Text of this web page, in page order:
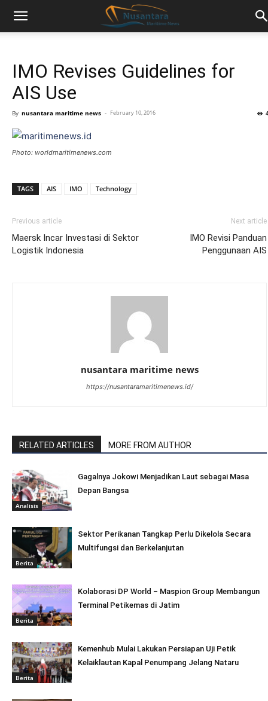
IMO Revises Guidelines for
AIS Use
By nusantara maritime news - February 10, 2016
Photo: worldmaritimenews.com
TAGS AIS IMO Technology
Previous article
Maersk Incar Investasi di Sektor
Logistik Indonesia
Next article
IMO Revisi Panduan
Penggunaan AIS
nusantara maritime news
https://nusantaramaritimenews.id/
RELATED ARTICLES MORE FROM AUTHOR
Analisis
Gagalnya Jokowi Menjadikan Laut sebagai Masa
Depan Bangsa
Berita
Sektor Perikanan Tangkap Perlu Dikelola Secara
Multifungsi dan Berkelanjutan
Berita
Kolaborasi DP World – Maspion Group Membangun
Terminal Petikemas di Jatim
Berita
Kemenhub Mulai Lakukan Persiapan Uji Petik
Kelaiklautan Kapal Penumpang Jelang Nataru